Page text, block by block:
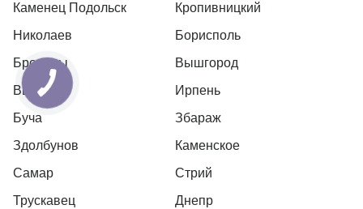
Каменец Подольск
Кропивницкий
Николаев
Борисполь
Бровары
Вышгород
Вышневе
Ирпень
Буча
Збараж
Здолбунов
Каменское
Самар
Стрий
Трускавец
Днепр